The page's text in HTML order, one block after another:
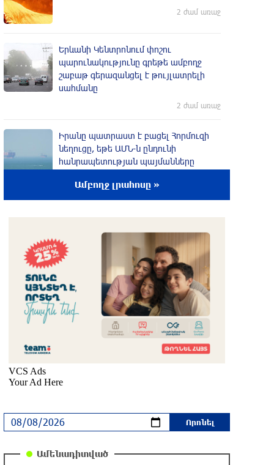
2 ժամ առաջ
Երևանի Կենտրոնում փոշու
պարունակությունը գրեթե ամբողջ
շաբաթ գերազանցել է թույլատրելի
սահմանը
2 ժամ առաջ
Իրանը պատրաստ է բացել Հորմուզի
նեղուցը, եթե ԱՄՆ-ն ընդունի
հանրապետության պայմանները
միջազգային մարզական փառատոն
մեկ ժամ առաջ
Դմիտրի Մեդվեդև. Արևմուտքի
քաղաքականությունը Հայաստանի
նկատմամբ կրկնում է վրացական
սցենարը
մեկ ժամ առաջ
Ռուսաստանի հետ սահմանը
Ամբողջ լրահոսը »
Ամենադիտված